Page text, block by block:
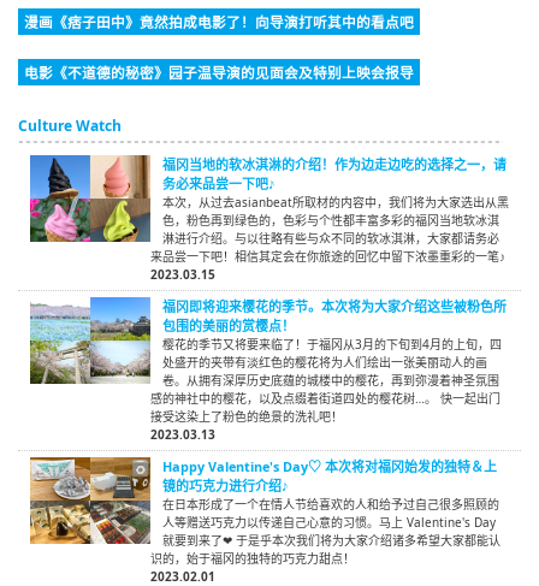
漫画《痞子田中》竟然拍成电影了！向导演打听其中的看点吧
电影《不道德的秘密》园子温导演的见面会及特别上映会报导
Culture Watch
福冈当地的软冰淇淋的介绍！作为边走边吃的选择之一，请
务必来品尝一下吧♪
本次，从过去asianbeat所取材的内容中，我们将为大家选出从黑
色，粉色再到绿色的，色彩与个性都丰富多彩的福冈当地软冰淇
淋进行介绍。与以往略有些与众不同的软冰淇淋，大家都请务必
来品尝一下吧！相信其定会在你旅途的回忆中留下浓墨重彩的一笔♪
2023.03.15
福冈即将迎来樱花的季节。本次将为大家介绍这些被粉色所
包围的美丽的赏樱点！
樱花的季节又将要来临了！于福冈从3月的下旬到4月的上旬，四
处盛开的夹带有淡红色的樱花将为人们绘出一张美丽动人的画
卷。从拥有深厚历史底蕴的城楼中的樱花，再到弥漫着神圣氛围
感的神社中的樱花，以及点缀着街道四处的樱花树…。 快一起出门
接受这染上了粉色的绝景的洗礼吧！
2023.03.13
Happy Valentine's Day♡ 本次将对福冈始发的独特＆上
镜的巧克力进行介绍♪
在日本形成了一个在情人节给喜欢的人和给予过自己很多照顾的
人等赠送巧克力以传递自己心意的习惯。马上 Valentine's Day
就要到来了❤ 于是乎本次我们将为大家介绍诸多希望大家都能认
识的，始于福冈的独特的巧克力甜点！
2023.02.01